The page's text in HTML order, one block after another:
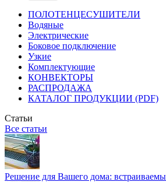
ПОЛОТЕНЦЕСУШИТЕЛИ
Водяные
Электрические
Боковое подключение
Узкие
Комплектующие
КОНВЕКТОРЫ
РАСПРОДАЖА
КАТАЛОГ ПРОДУКЦИИ (PDF)
Статьи
Все статьи
Решение для Вашего дома: